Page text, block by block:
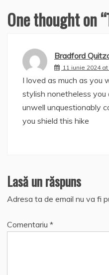
One thought on “
Bradford
11 iunie 2024
I loved as much as you
stylish nonetheless
unwell unquestionably
you shield this hike
Lasă un răspuns
Adresa ta de email nu va fi
Comentariu *